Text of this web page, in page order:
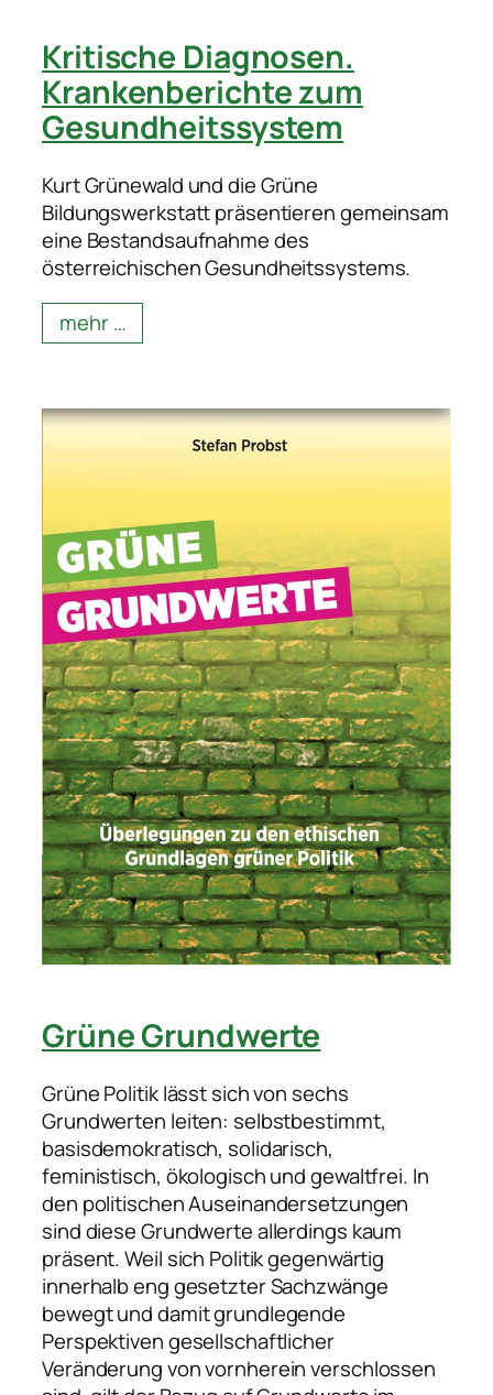
Kritische Diagnosen.
Krankenberichte zum
Gesundheitssystem
Kurt Grünewald und die Grüne
Bildungswerkstatt präsentieren gemeinsam
eine Bestandsaufnahme des
österreichischen Gesundheitssystems.
mehr …
Grüne Grundwerte
Grüne Politik lässt sich von sechs
Grundwerten leiten: selbstbestimmt,
basisdemokratisch, solidarisch,
feministisch, ökologisch und gewaltfrei. In
den politischen Auseinandersetzungen
sind diese Grundwerte allerdings kaum
präsent. Weil sich Politik gegenwärtig
innerhalb eng gesetzter Sachzwänge
bewegt und damit grundlegende
Perspektiven gesellschaftlicher
Veränderung von vornherein verschlossen